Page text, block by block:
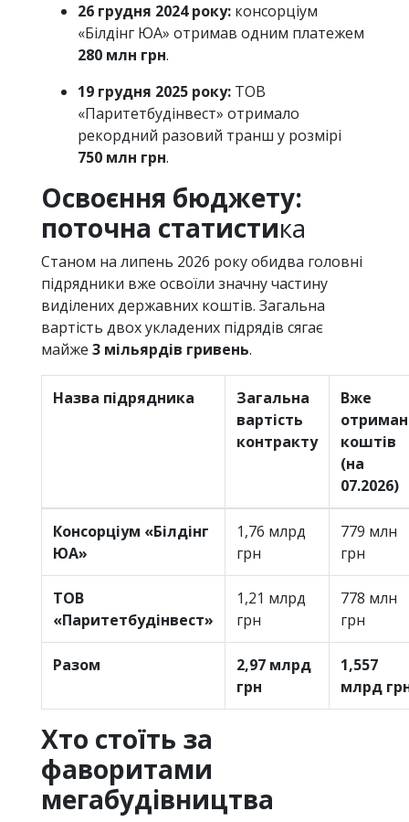
26 грудня 2024 року: консорціум
«Білдінг ЮА» отримав одним платежем
280 млн грн.
19 грудня 2025 року: ТОВ
«Паритетбудінвест» отримало
рекордний разовий транш у розмірі
750 млн грн.
Освоєння бюджету:
поточна статистика
Станом на липень 2026 року обидва головні
підрядники вже освоїли значну частину
виділених державних коштів. Загальна
вартість двох укладених підрядів сягає
майже 3 мільярдів гривень.
Назва підрядника
Загальна
вартість
контракту
Вже
коштів
(на
07.2026)
Консорціум «Білдінг
ЮА»
1,76 млрд
грн
779 млн
грн
ТОВ
«Паритетбудінвест»
1,21 млрд
грн
778 млн
грн
Разом
2,97 млрд
грн
1,557
млрд
Хто стоїть за
фаворитами
мегабудівництва